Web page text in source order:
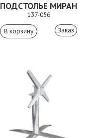
ПОДСТОЛЬЕ МИРАН
137-056
Заказ